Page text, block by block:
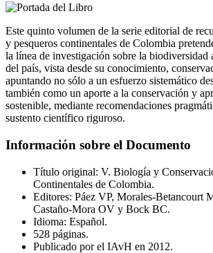
Este quinto volumen de la serie editorial de
y pesqueros continentales de Colombia
la línea de investigación sobre la biodiversidad
del país, vista desde su conocimiento,
apuntando no sólo a un esfuerzo sistemático
también como un aporte a la conservación y
sostenible, mediante recomendaciones
sustento científico riguroso.
Información sobre el Documento
Título original: V. Biología y
Continentales de Colombia.
Editores: Páez VP, Morales-Betancourt
Castaño-Mora OV y Bock BC.
Idioma: Español.
528 páginas.
Publicado por el IAvH en 2012.